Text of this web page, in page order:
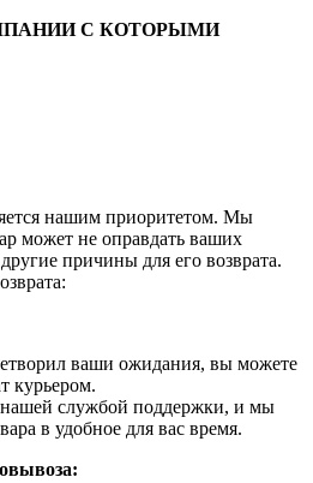
С КОТОРЫМИ
нашим приоритетом. Мы
может не оправдать ваших
причины для его возврата.
ваши ожидания, вы можете
курьером.
нашей службой поддержки, и мы
в удобное для вас время.